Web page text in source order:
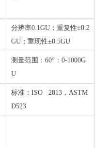
分辨率0.1GU；重复性±0.2
GU；重现性±0.5GU
测量范围：60°：0-1000G
U
标准：ISO 2813，ASTM
D523